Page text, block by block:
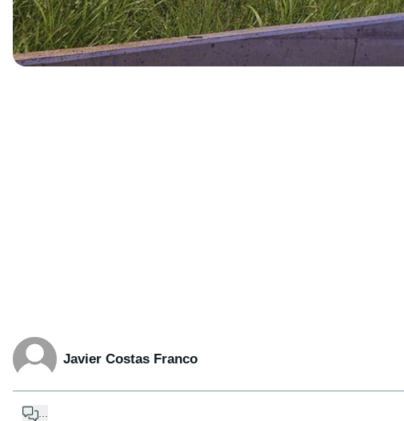
Javier Costas Franco
...